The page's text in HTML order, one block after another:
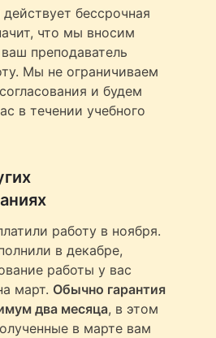
бессрочная
что мы вносим
преподаватель
Мы не ограничиваем
и будем
в течении учебного
работу в ноября.
в декабре,
работы у вас
март. Обычно гарантия
два месяца, в этом
в марте вам